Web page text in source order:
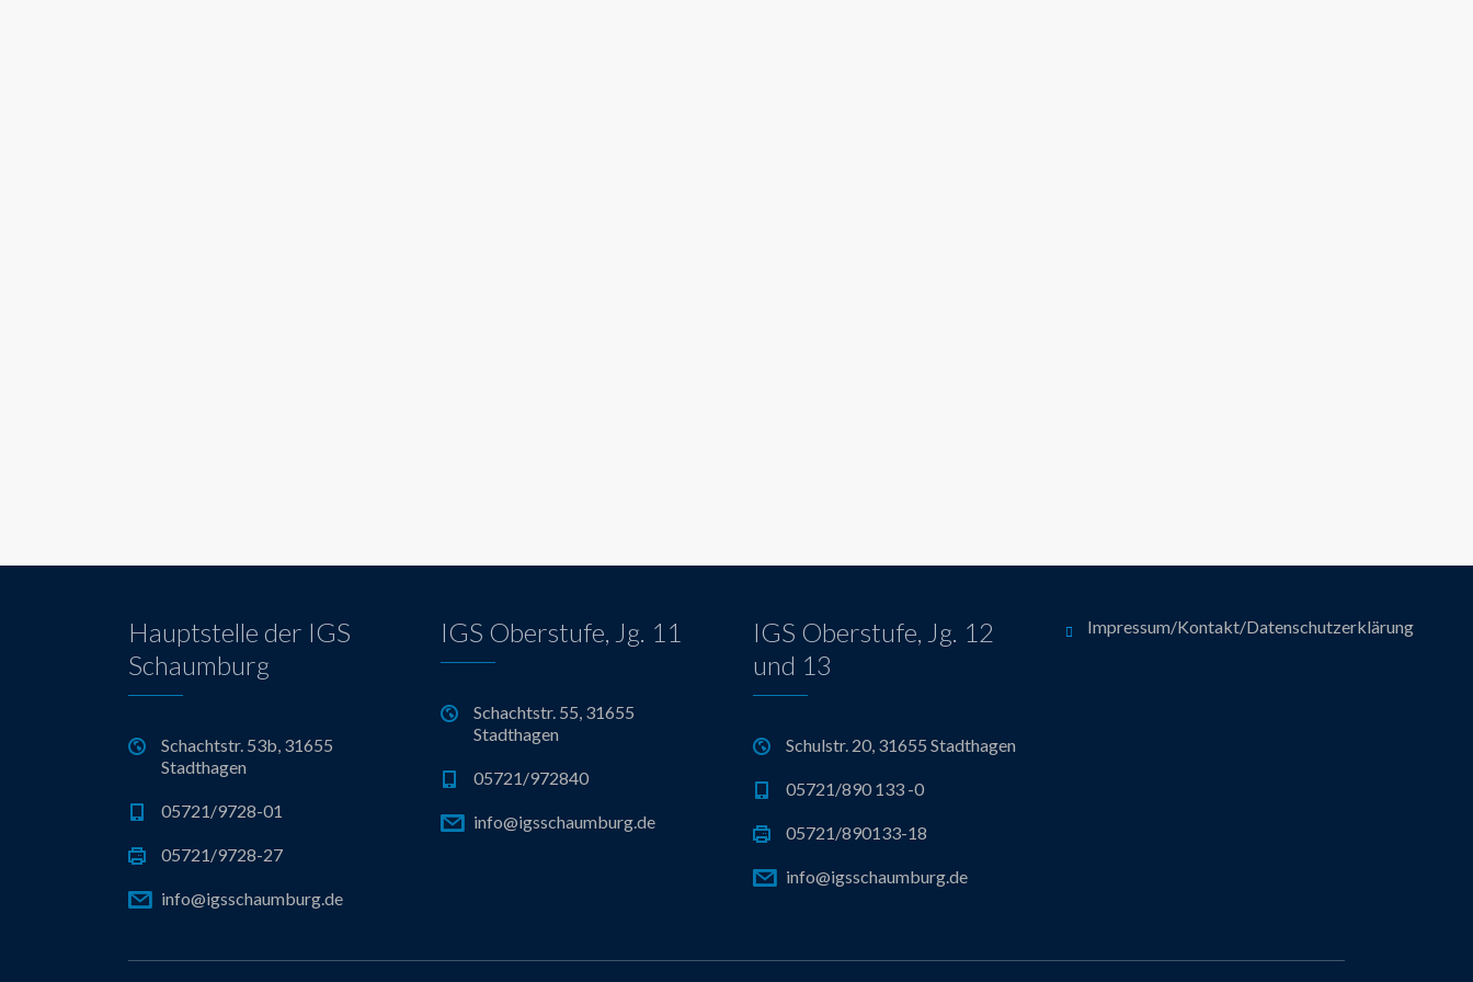
Hauptstelle der IGS
Schaumburg
Schachtstr. 53b, 31655
Stadthagen
05721/9728-01
05721/9728-27
info@igsschaumburg.de
IGS Oberstufe, Jg. 11
Schachtstr. 55, 31655
Stadthagen
05721/972840
info@igsschaumburg.de
IGS Oberstufe, Jg. 12
und 13
Schulstr. 20, 31655 Stadthagen
05721/890 133 -0
05721/890133-18
info@igsschaumburg.de
Impressum/Kontakt/Datenschutzerklärung